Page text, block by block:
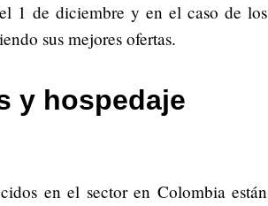
1 de diciembre y en el caso de los
sus mejores ofertas.
y hospedaje
en el sector en Colombia están